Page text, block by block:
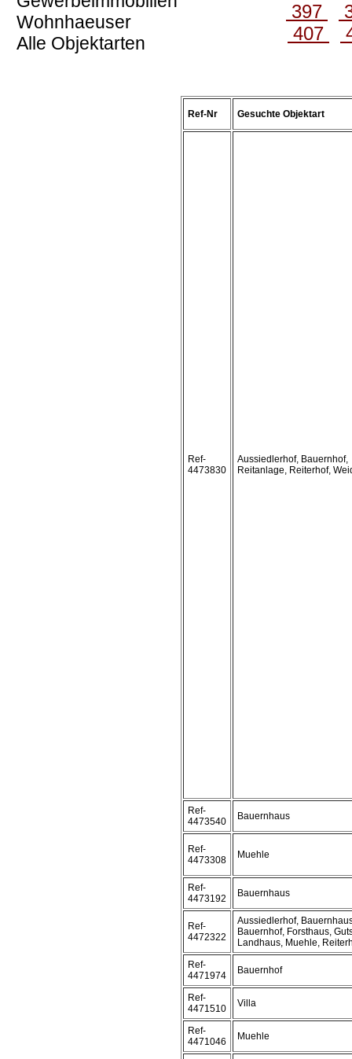
Wohnhaeuser
Alle Objektarten
397
407
Ref-Nr Gesuchte Objektart
Ref-
4473830
Aussiedlerhof, Bauernhof,
Reitanlage, Reiterhof,
Ref-
4473540
Bauernhaus
Ref-
4473308
Muehle
Ref-
4473192
Bauernhaus
Ref-
4472322
Aussiedlerhof,
Bauernhof, Forsthaus,
Landhaus, Muehle,
Ref-
4471974
Bauernhof
Ref-
4471510
Villa
Ref-
4471046
Muehle